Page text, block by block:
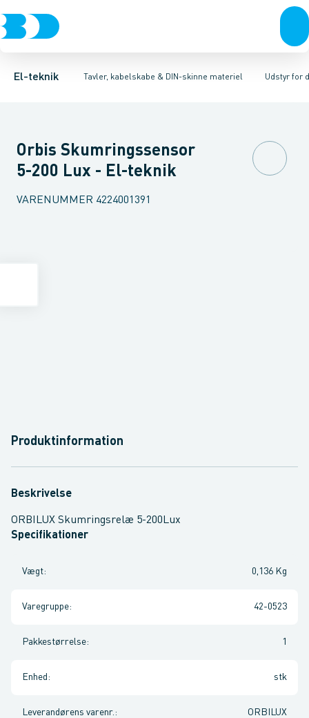
El-teknik Tavler, kabelskabe & DIN-skinne materiel
Afbrydere, stikkontakter & lampeudtagForgreningsmateriel
Udstyr for
Tavler, kapsling og rackskabe Fordelings-/byggepladstavler
InstallationskontaktorKiprelæerRingetransformer
Orbis Skumringssensor
5-200 Lux - El-teknik
VARENUMMER 4224001391
Produktinformation
Beskrivelse
ORBILUX Skumringsrelæ 5-200Lux
Specifikationer
Vægt: 0,136 Kg
Varegruppe: 42-0523
Pakkestørrelse: 1
Enhed : stk
Leverandørens varenr. : ORBILUX